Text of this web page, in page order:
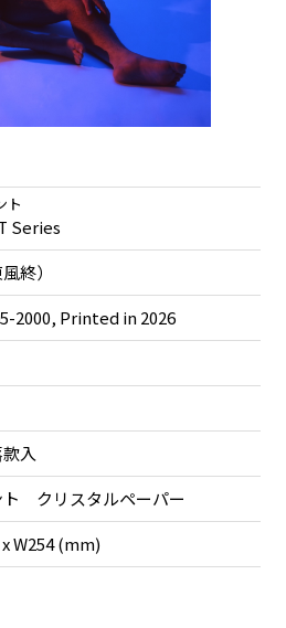
ト
Series
風終）
2000, Printed in 2026
入
ト クリスタルペーパー
W254 (mm)